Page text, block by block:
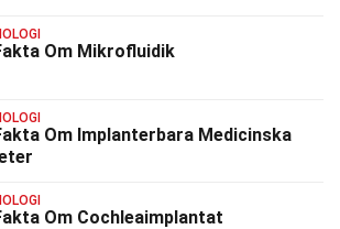
Om Mikrofluidik
Om Implanterbara Medicinska
Om Cochleaimplantat